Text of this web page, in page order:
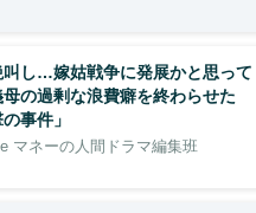
叫し…嫁姑戦争に発展かと思って
母の過剰な浪費癖を終わらせた
の事件」
マネーの人間ドラマ編集班